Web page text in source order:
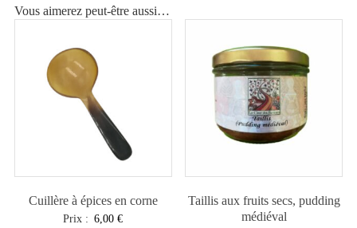
Vous aimerez peut-être aussi…
Cuillère à épices en corne
Prix : 6,00€
Taillis aux fruits secs, pudding
médiéval